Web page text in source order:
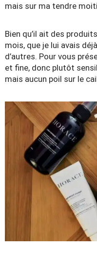
mais sur ma tendre
Bien qu’il ait des
mois, que je lui avais
d’autres. Pour vous
et fine, donc plutôt
mais aucun poil sur le